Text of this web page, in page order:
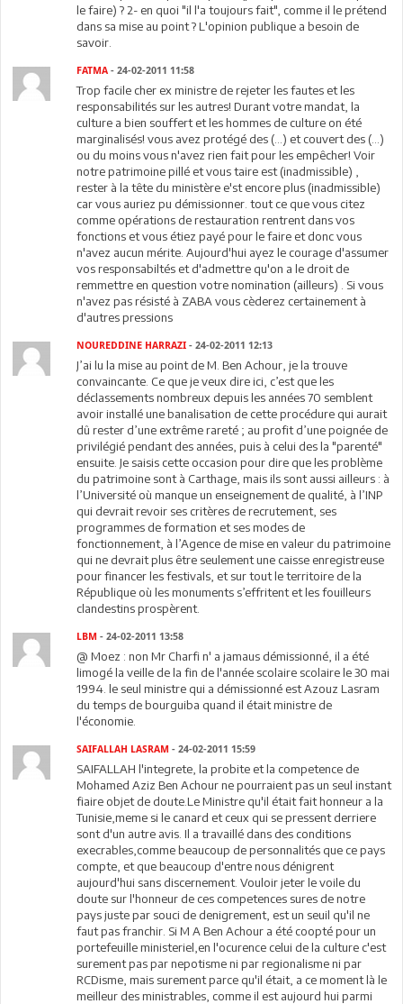
le faire) ? 2- en quoi "il l'a toujours fait", comme il le prétend
dans sa mise au point ? L'opinion publique a besoin de
savoir.
FATMA- 24-02-2011 11:58
Trop facile cher ex ministre de rejeter les fautes et les
responsabilités sur les autres! Durant votre mandat, la
culture a bien souffert et les hommes de culture on été
marginalisés! vous avez protégé des (...) et couvert des (...)
ou du moins vous n'avez rien fait pour les empêcher! Voir
notre patrimoine pillé et vous taire est (inadmissible) ,
rester à la tête du ministère e'st encore plus (inadmissible)
car vous auriez pu démissionner. tout ce que vous citez
comme opérations de restauration rentrent dans vos
fonctions et vous étiez payé pour le faire et donc vous
n'avez aucun mérite. Aujourd'hui ayez le courage d'assumer
vos responsabiltés et d'admettre qu'on a le droit de
remmettre en question votre nomination (ailleurs) . Si vous
n'avez pas résisté à ZABA vous cèderez certainement à
d'autres pressions
NOUREDDINE HARRAZI - 24-02-2011 12:13
J’ai lu la mise au point de M. Ben Achour, je la trouve
convaincante. Ce que je veux dire ici, c’est que les
déclassements nombreux depuis les années 70 semblent
avoir installé une banalisation de cette procédure qui aurait
dû rester d’une extrême rareté ; au profit d’une poignée de
privilégié pendant des années, puis à celui des la "parenté"
ensuite. Je saisis cette occasion pour dire que les problème
du patrimoine sont à Carthage, mais ils sont aussi ailleurs : à
l’Université où manque un enseignement de qualité, à l’INP
qui devrait revoir ses critères de recrutement, ses
programmes de formation et ses modes de
fonctionnement, à l’Agence de mise en valeur du patrimoine
qui ne devrait plus être seulement une caisse enregistreuse
pour financer les festivals, et sur tout le territoire de la
République où les monuments s’effritent et les fouilleurs
clandestins prospèrent.
LBM - 24-02-2011 13:58
@ Moez : non Mr Charfi n' a jamaus démissionné, il a été
limogé la veille de la fin de l'année scolaire scolaire le 30 mai
1994. le seul ministre qui a démissionné est Azouz Lasram
du temps de bourguiba quand il était ministre de
l'économie.
SAIFALLAH LASRAM - 24-02-2011 15:59
SAIFALLAH l'integrete, la probite et la competence de
Mohamed Aziz Ben Achour ne pourraient pas un seul instant
fiaire objet de doute.Le Ministre qu'il était fait honneur a la
Tunisie,meme si le canard et ceux qui se pressent derriere
sont d'un autre avis. Il a travaillé dans des conditions
execrables,comme beaucoup de personnalités que ce pays
compte, et que beaucoup d'entre nous dénigrent
aujourd'hui sans discernement. Vouloir jeter le voile du
doute sur l'honneur de ces competences sures de notre
pays juste par souci de denigrement, est un seuil qu'il ne
faut pas franchir. Si M A Ben Achour a été coopté pour un
portefeuille ministeriel,en l'ocurence celui de la culture c'est
surement pas par nepotisme ni par regionalisme ni par
RCDisme, mais surement parce qu'il était, a ce moment là le
meilleur des ministrables, comme il est aujourd hui parmi